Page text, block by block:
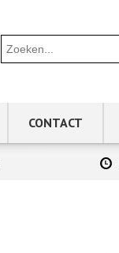
CONTACT